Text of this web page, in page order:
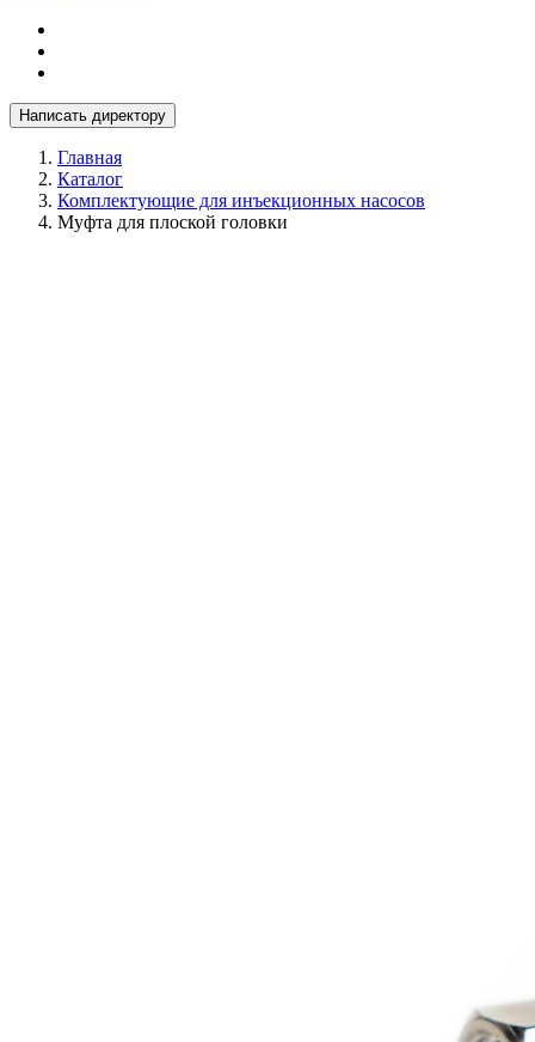
Написать директору
Главная
Каталог
Комплектующие для инъекционных насосов
Муфта для плоской головки